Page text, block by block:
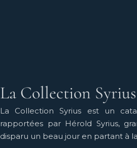
La Collection Syrius
La Collection Syrius est un
rapportées par Hérold Syrius,
disparu un beau jour en partant à